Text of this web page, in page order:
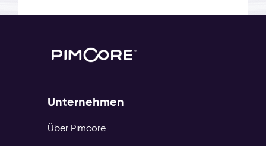
Unternehmen
Über Pimcore